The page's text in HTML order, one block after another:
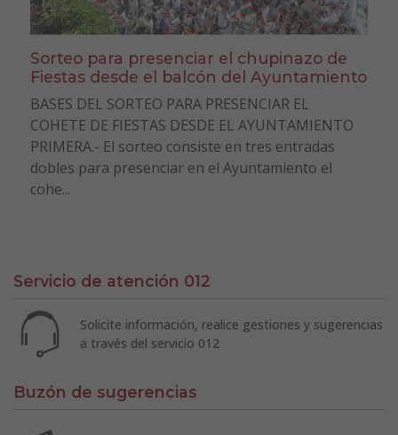
Sorteo para presenciar el chupinazo de
Fiestas desde el balcón del Ayuntamiento
BASES DEL SORTEO PARA PRESENCIAR EL
COHETE DE FIESTAS DESDE EL AYUNTAMIENTO
PRIMERA.- El sorteo consiste en tres entradas
dobles para presenciar en el Ayuntamiento el
cohe...
Servicio de atención 012
Solicite información, realice gestiones y sugerencias
a través del servicio 012
Buzón de sugerencias